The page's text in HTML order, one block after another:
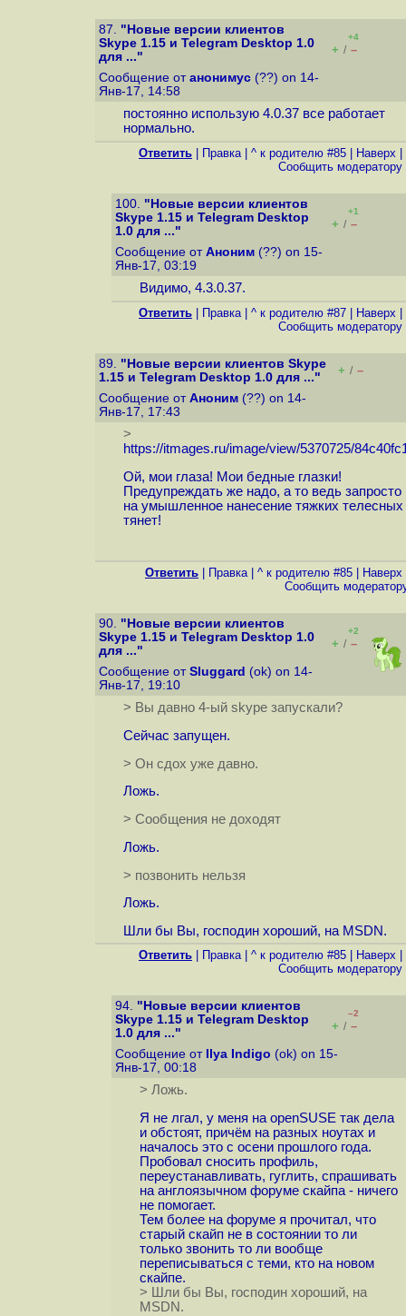
87. "Новые версии клиентов
Skype 1.15 и Telegram Desktop 1.0
для ..."
+4
+ / –
Сообщение от анонимус (??) on 14-
Янв-17, 14:58
постоянно использую 4.0.37 все работает
нормально.
Ответить Правка| ^ к родителю #85 Наверх
Cообщить модератору
100. "Новые версии клиентов
Skype 1.15 и Telegram Desktop
1.0 для ..."
+1
+ / –
Сообщение от Аноним (??) on 15-
Янв-17, 03:19
Видимо, 4.3.0.37.
Ответить Правка| ^ к родителю #87 Наверх
Cообщить модератору
89. "Новые версии клиентов Skype
1.15 и Telegram Desktop 1.0 для ..."
+ / –
Сообщение от Аноним (??) on 14-
Янв-17, 17:43
>
https://itmages.ru/image/view/5370725/
Ой, мои глаза! Мои бедные глазки!
Предупреждать же надо, а то ведь запросто
на умышленное нанесение тяжких телесных
тянет!
Ответить Правка| ^ к родителю #85 Наверх
Cообщить
90. "Новые версии клиентов
Skype 1.15 и Telegram Desktop 1.0
для ..."
+2
+ / –
Сообщение от Sluggard (ok) on 14-
Янв-17, 19:10
> Вы давно 4-ый skype запускали?
Сейчас запущен.
> Он сдох уже давно.
Ложь.
> Сообщения не доходят
Ложь.
> позвонить нельзя
Ложь.
Шли бы Вы, господин хороший, на MSDN.
Ответить Правка| ^ к родителю #85 Наверх
Cообщить модератору
94. "Новые версии клиентов
Skype 1.15 и Telegram Desktop
1.0 для ..."
–2
+ / –
Сообщение от Ilya Indigo (ok) on 15-
Янв-17, 00:18
> Ложь.
Я не лгал, у меня на openSUSE так дела
и обстоят, причём на разных ноутах и
началось это с осени прошлого года.
Пробовал сносить профиль,
переустанавливать, гуглить, спрашивать
на англоязычном форуме скайпа - ничего
не помогает.
Тем более на форуме я прочитал, что
старый скайп не в состоянии то ли
только звонить то ли вообще
переписываться с теми, кто на новом
скайпе.
> Шли бы Вы, господин хороший, на
MSDN.